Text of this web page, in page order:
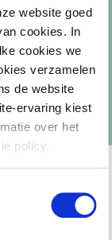
website goed
cookies. In
cookies we
verzamelen
de website
ervaring kiest
over het
policy.